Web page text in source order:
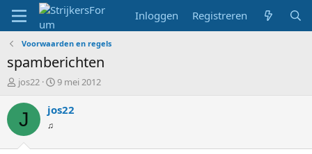
Inloggen Registreren
Voorwaarden en regels
spamberichten
T
p
s
jos22
S
a
9 mei 2012
J jos22
♫